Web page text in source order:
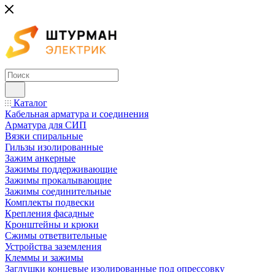
Каталог
Кабельная арматура и соединения
Арматура для СИП
Вязки спиральные
Гильзы изолированные
Зажим анкерные
Зажимы поддерживающие
Зажимы прокалывающие
Зажимы соединительные
Комплекты подвески
Крепления фасадные
Кронштейны и крюки
Сжимы ответвительные
Устройства заземления
Клеммы и зажимы
Заглушки концевые изолированные под опрессовку